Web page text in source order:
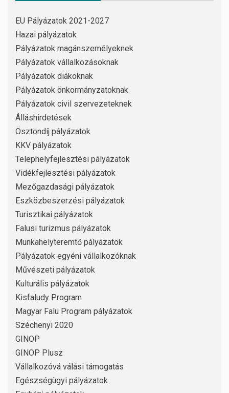
EU Pályázatok 2021-2027
Hazai pályázatok
Pályázatok magánszemélyeknek
Pályázatok vállalkozásoknak
Pályázatok diákoknak
Pályázatok önkormányzatoknak
Pályázatok civil szervezeteknek
Álláshirdetések
Ösztöndíj pályázatok
KKV pályázatok
Telephelyfejlesztési pályázatok
Vidékfejlesztési pályázatok
Mezőgazdasági pályázatok
Eszközbeszerzési pályázatok
Turisztikai pályázatok
Falusi turizmus pályázatok
Munkahelyteremtő pályázatok
Pályázatok egyéni vállalkozóknak
Művészeti pályázatok
Kulturális pályázatok
Kisfaludy Program
Magyar Falu Program pályázatok
Széchenyi 2020
GINOP
GINOP Plusz
Vállalkozóvá válási támogatás
Egészségügyi pályázatok